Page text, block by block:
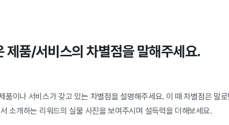
제품/서비스의 차별점을 말해주세요.
품이나 서비스가 갖고 있는 차별점을 설명해주세요. 이 때 차별점은 말
소개하는 리워드의 실물 사진을 보여주시며 설득력을 더해보세요.